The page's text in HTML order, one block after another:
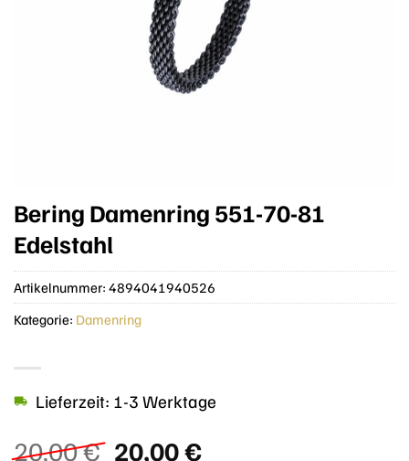
Bering Damenring 551-70-81
Edelstahl
20,00€ Ursprünglicher
20,00€Aktueller
Lieferzeit: 1-3 Werktage
Artikelnummer: 4894041940526
Kategorie: Damenring